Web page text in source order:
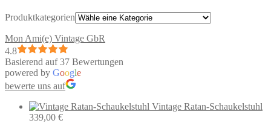
Produktkategorien
Mon Ami(e) Vintage GbR
4.8
Basierend auf 37 Bewertungen
powered by Google
bewerte uns auf
Vintage Ratan-Schaukelstuhl
339,00 €